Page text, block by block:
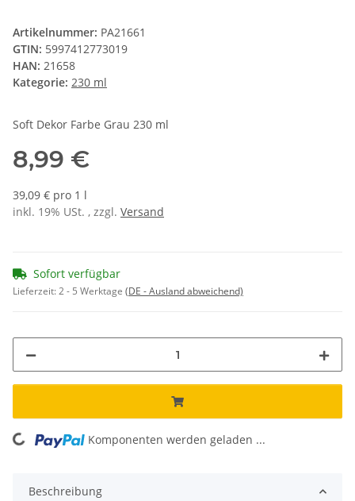
Artikelnummer: PA21661
GTIN: 5997412773019
HAN: 21658
Kategorie: 230 ml
Soft Dekor Farbe Grau 230 ml
8,99 €
39,09 € pro 1 l
inkl. 19% USt. , zzgl. Versand
Sofort verfügbar
Lieferzeit:2 - 5 Werktage (DE - Ausland abweichend)
Loading... Komponenten werden geladen ...
Beschreibung